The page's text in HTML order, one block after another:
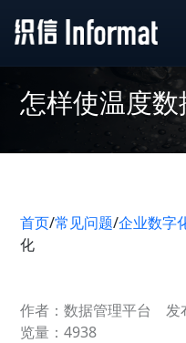
怎样使温度
首页/常见问题/企业数字
化
作者：数据管理平台 发
览量：4938